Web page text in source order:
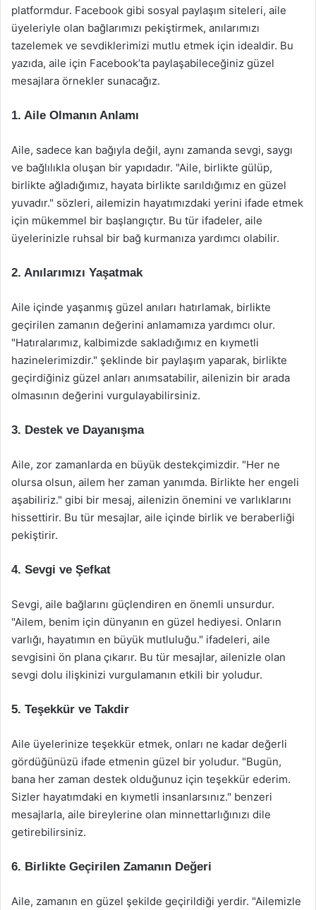
platformdur. Facebook gibi sosyal paylaşım siteleri, aile
üyeleriyle olan bağlarımızı pekiştirmek, anılarımızı
tazelemek ve sevdiklerimizi mutlu etmek için idealdir. Bu
yazıda, aile için Facebook’ta paylaşabileceğiniz güzel
mesajlara örnekler sunacağız.
1. Aile Olmanın Anlamı
Aile, sadece kan bağıyla değil, aynı zamanda sevgi, saygı
ve bağlılıkla oluşan bir yapıdadır. "Aile, birlikte gülüp,
birlikte ağladığımız, hayata birlikte sarıldığımız en güzel
yuvadır." sözleri, ailemizin hayatımızdaki yerini ifade etmek
için mükemmel bir başlangıçtır. Bu tür ifadeler, aile
üyelerinizle ruhsal bir bağ kurmanıza yardımcı olabilir.
2. Anılarımızı Yaşatmak
Aile içinde yaşanmış güzel anıları hatırlamak, birlikte
geçirilen zamanın değerini anlamamıza yardımcı olur.
"Hatıralarımız, kalbimizde sakladığımız en kıymetli
hazinelerimizdir." şeklinde bir paylaşım yaparak, birlikte
geçirdiğiniz güzel anları anımsatabilir, ailenizin bir arada
olmasının değerini vurgulayabilirsiniz.
3. Destek ve Dayanışma
Aile, zor zamanlarda en büyük destekçimizdir. "Her ne
olursa olsun, ailem her zaman yanımda. Birlikte her engeli
aşabiliriz." gibi bir mesaj, ailenizin önemini ve varlıklarını
hissettirir. Bu tür mesajlar, aile içinde birlik ve beraberliği
pekiştirir.
4. Sevgi ve Şefkat
Sevgi, aile bağlarını güçlendiren en önemli unsurdur.
"Ailem, benim için dünyanın en güzel hediyesi. Onların
varlığı, hayatımın en büyük mutluluğu." ifadeleri, aile
sevgisini ön plana çıkarır. Bu tür mesajlar, ailenizle olan
sevgi dolu ilişkinizi vurgulamanın etkili bir yoludur.
5. Teşekkür ve Takdir
Aile üyelerinize teşekkür etmek, onları ne kadar değerli
gördüğünüzü ifade etmenin güzel bir yoludur. "Bugün,
bana her zaman destek olduğunuz için teşekkür ederim.
Sizler hayatımdaki en kıymetli insanlarsınız." benzeri
mesajlarla, aile bireylerine olan minnettarlığınızı dile
getirebilirsiniz.
6. Birlikte Geçirilen Zamanın Değeri
Aile, zamanın en güzel şekilde geçirildiği yerdir. "Ailemizle